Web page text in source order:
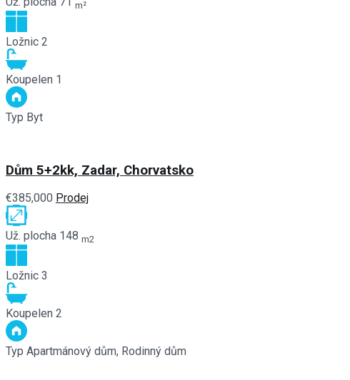
m²
Ložnic 2
Koupelen 1
Typ Byt
Dům 5+2kk, Zadar, Chorvatsko
€385,000 Prodej
Už. plocha 148 m2
Ložnic 3
Koupelen 2
Typ Apartmánový dům, Rodinný dům